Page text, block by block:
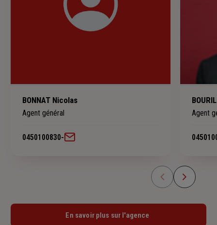
BONNAT Nicolas
Agent général
0450100830-
Agent
En savoir plus sur l'agence